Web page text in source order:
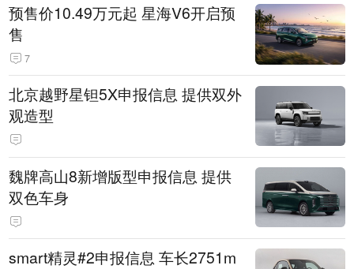
预售价10.49万元起 星海V6开启预
售
7
北京越野星钽5X申报信息 提供双外
观造型
魏牌高山8新增版型申报信息 提供
双色车身
smart精灵#2申报信息 车长2751m